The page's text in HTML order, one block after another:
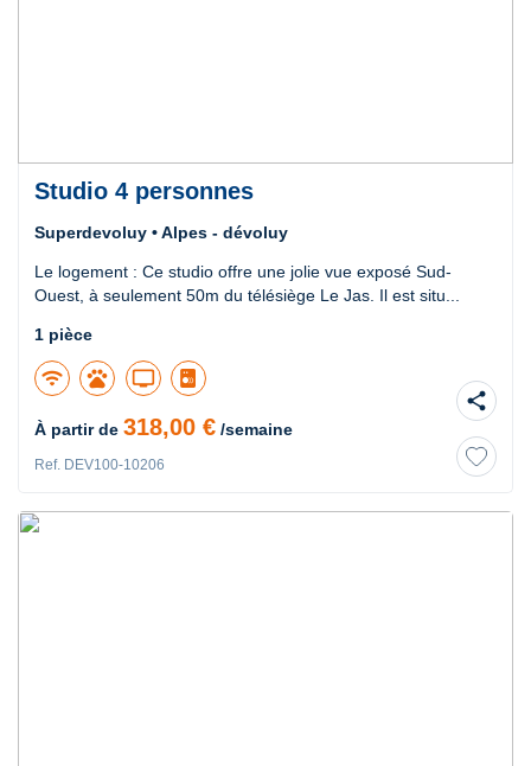
Studio 4 personnes
Superdevoluy • Alpes - dévoluy
Le logement : Ce studio offre une jolie vue exposé Sud-
Ouest, à seulement 50m du télésiège Le Jas. Il est situ...
1 pièce
wifi pets tv
À partir de 318,00 € /semaine
Ref. DEV100-10206
share